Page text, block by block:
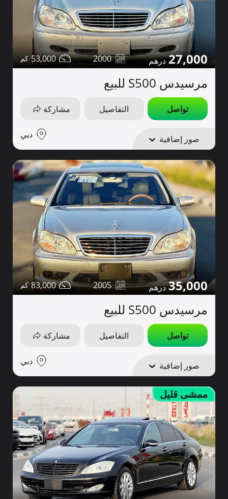
27,000
2000
53,000
مرسيدس S500 للبيع
تواصل التفاصيل مشاركة
صور إضافية دبي
35,000
2005
83,000
مرسيدس S500 للبيع
تواصل التفاصيل مشاركة
صور إضافية دبي
ممشى قليل